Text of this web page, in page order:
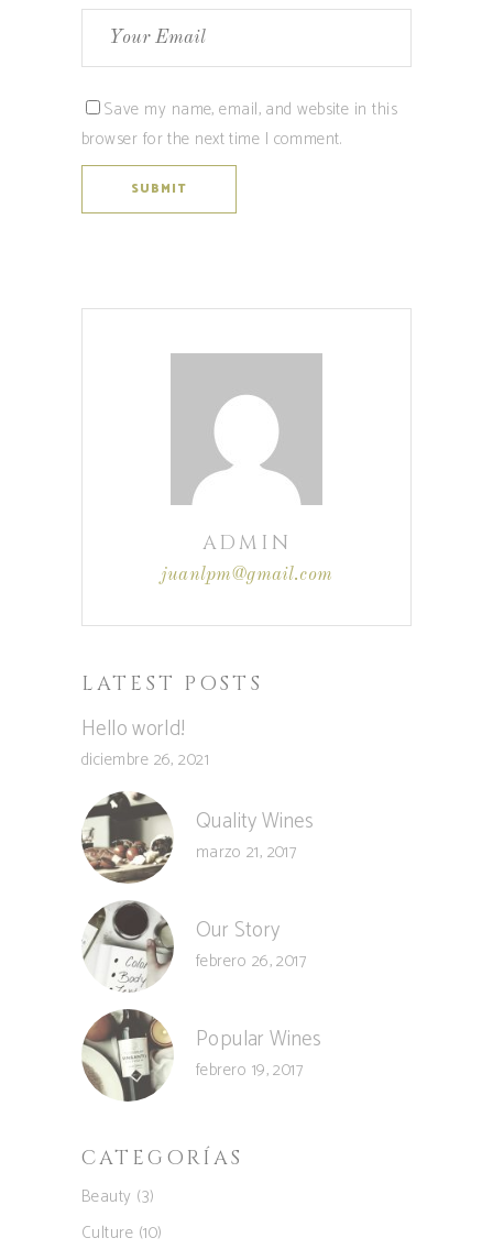
Save my name, email, and website in this
browser for the next time I comment.
ADMIN
juanlpm@gmail.com
LATEST POSTS
Hello world!
diciembre 26, 2021
Quality Wines
marzo 21, 2017
Our Story
febrero 26, 2017
Popular Wines
febrero 19, 2017
CATEGORÍAS
Beauty (3)
Culture (10)